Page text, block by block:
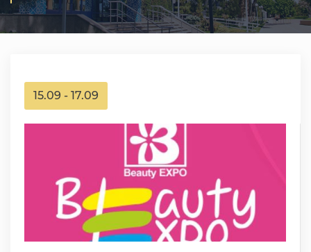
15.09 - 17.09